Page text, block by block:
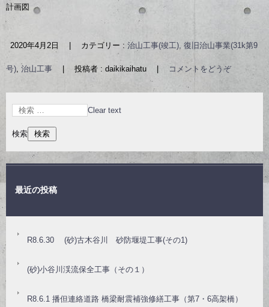
計画図
2020年4月2日 カテゴリー : 治山工事(竣工), 復旧治山事業(31k第9
号), 治山工事 投稿者 : daikikaihatu コメントをどうぞ
Clear text
検索
最近の投稿
R8.6.30 (砂)古木谷川 砂防堰堤工事(その1)
(砂)小谷川渓流保全工事（その１）
R8.6.1 播但連絡道路 橋梁耐震補強修繕工事（第7・6高架橋）